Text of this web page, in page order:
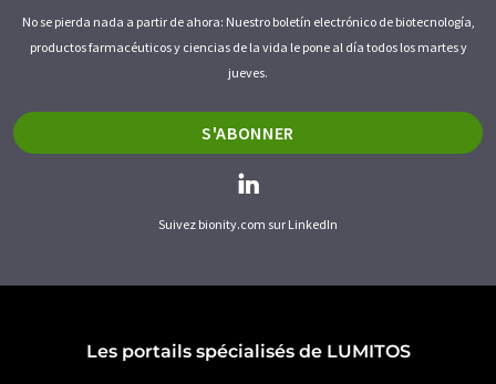
No se pierda nada a partir de ahora: Nuestro boletín electrónico de biotecnología,
productos farmacéuticos y ciencias de la vida le pone al día todos los martes y
jueves.
S'ABONNER
Suivez bionity.com sur LinkedIn
Les portails spécialisés de LUMITOS